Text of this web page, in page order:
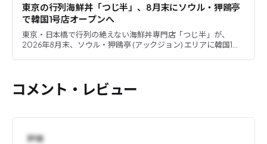
東京の行列海鮮丼「つじ半」、8月末にソウル・狎鴎亭
で韓国1号店オープンへ
東京・日本橋で行列の絶えない海鮮丼専門店「つじ半」が、
2026年8月末、ソウル・狎鴎亭 (アックジョン) エリアに韓国1号
コメント・レビュー
評価